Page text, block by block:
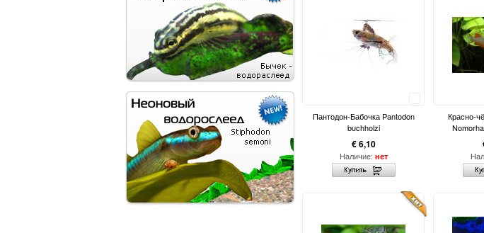
Пантодон-Бабочка Pantodon
buchholzi
€ 6,10
Наличие: нет
Красно-